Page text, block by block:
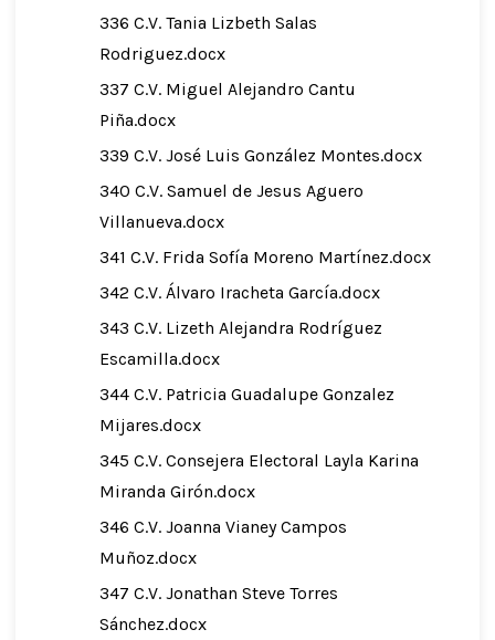
336 C.V. Tania Lizbeth Salas
Rodriguez.docx
337 C.V. Miguel Alejandro Cantu
Piña.docx
339 C.V. José Luis González Montes.docx
340 C.V. Samuel de Jesus Aguero
Villanueva.docx
341 C.V. Frida Sofía Moreno Martínez.docx
342 C.V. Álvaro Iracheta García.docx
343 C.V. Lizeth Alejandra Rodríguez
Escamilla.docx
344 C.V. Patricia Guadalupe Gonzalez
Mijares.docx
345 C.V. Consejera Electoral Layla Karina
Miranda Girón.docx
346 C.V. Joanna Vianey Campos
Muñoz.docx
347 C.V. Jonathan Steve Torres
Sánchez.docx